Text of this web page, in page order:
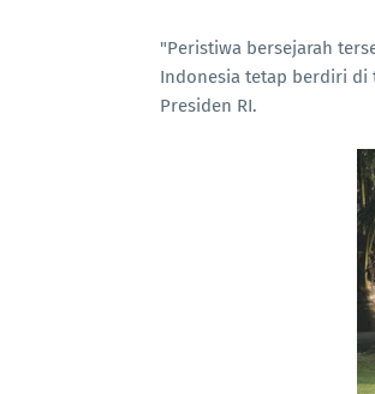
‎"Peristiwa bersejarah
Indonesia tetap berdiri di
Presiden RI.